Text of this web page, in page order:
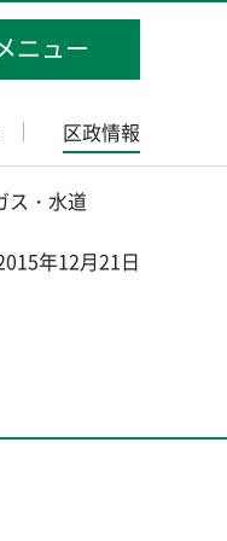
ニュー
区政情報
・水道
年12月21日